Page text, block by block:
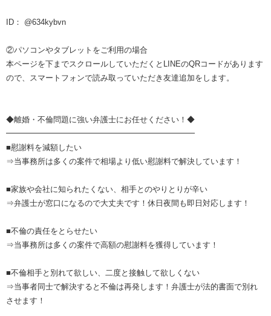
ID： @634kybvn
②パソコンやタブレットをご利用の場合
本ページを下までスクロールしていただくとLINEのQRコードがあります
ので、スマートフォンで読み取っていただき友達追加をします。
◆離婚・不倫問題に強い弁護士にお任せください！◆
━━━━━━━━━━━━━━━━━━━━━━━━
■慰謝料を減額したい
⇒当事務所は多くの案件で相場より低い慰謝料で解決しています！
■家族や会社に知られたくない、相手とのやりとりが辛い
⇒弁護士が窓口になるので大丈夫です！休日夜間も即日対応します！
■不倫の責任をとらせたい
⇒当事務所は多くの案件で高額の慰謝料を獲得しています！
■不倫相手と別れて欲しい、二度と接触して欲しくない
⇒当事者同士で解決すると不倫は再発します！弁護士が法的書面で別れ
させます！